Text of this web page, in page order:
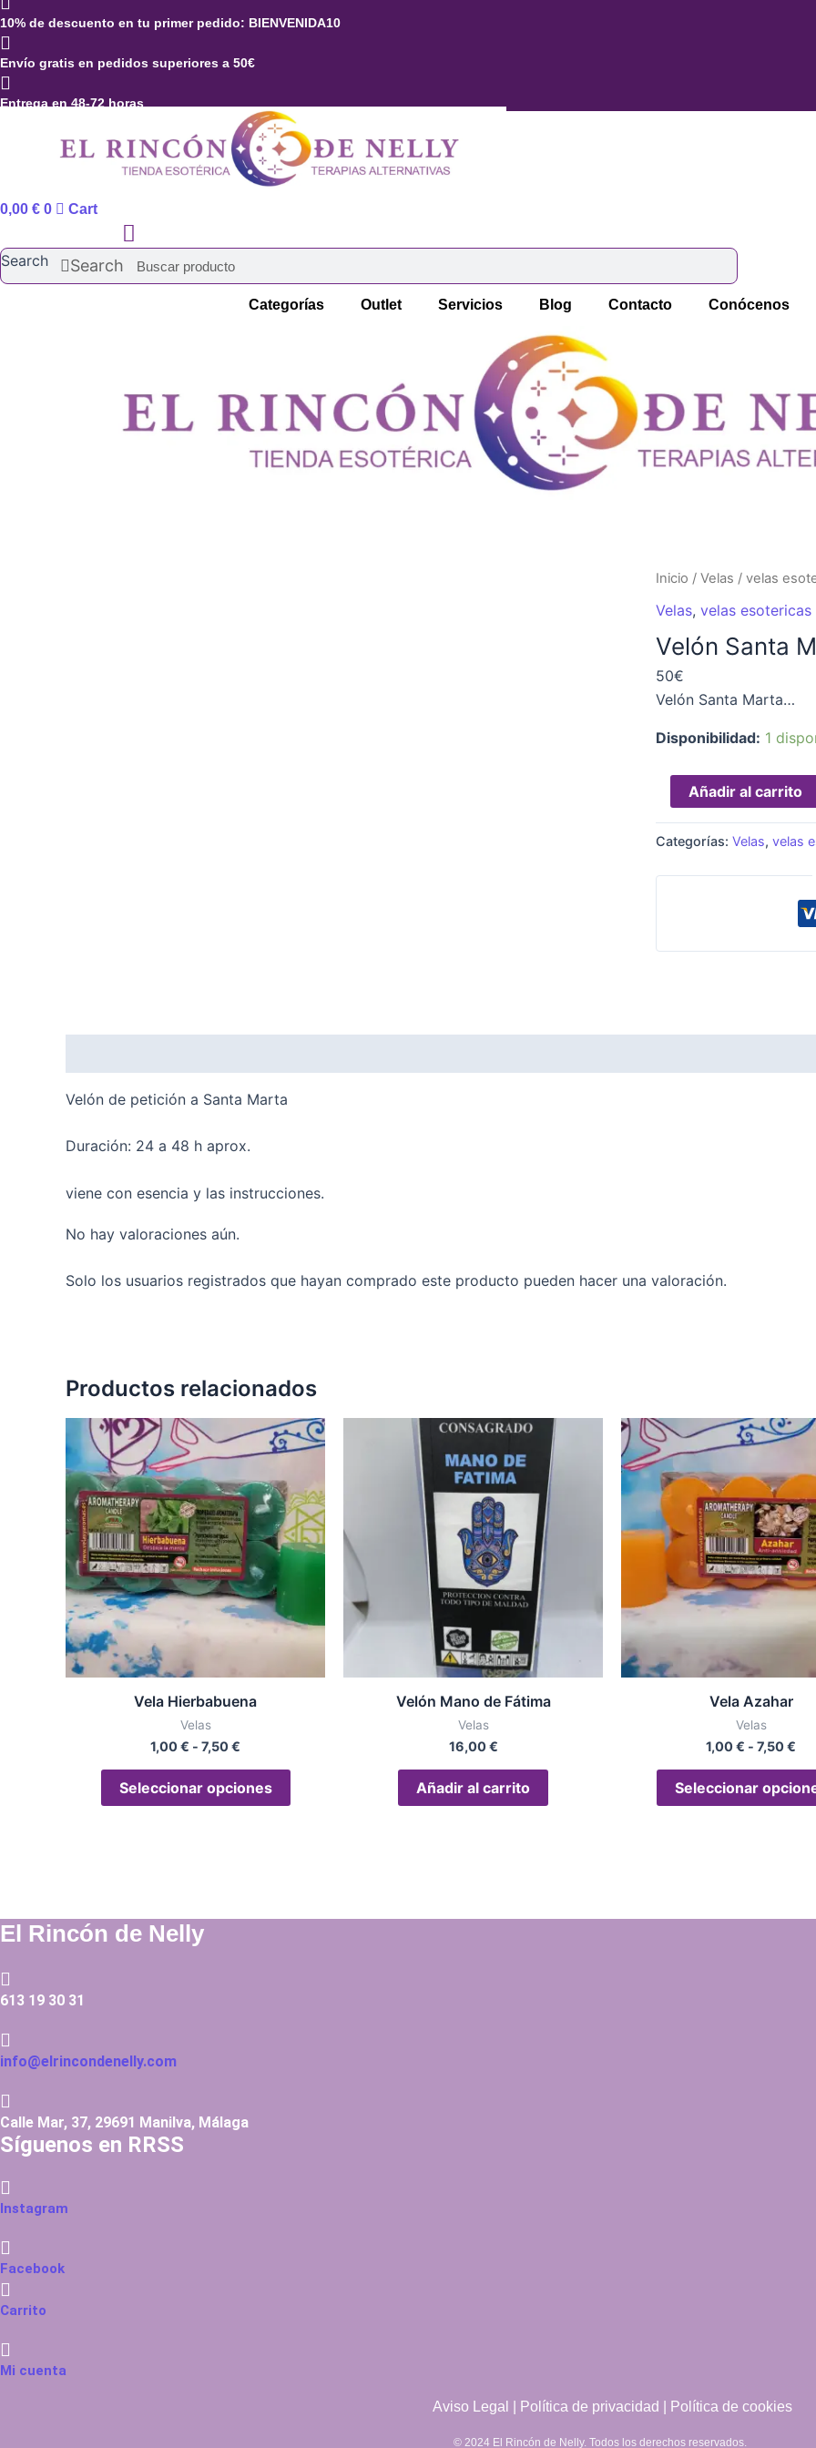
Ir
al
contenido
10% de descuento en tu primer pedido: BIENVENIDA10
Envío gratis en pedidos superiores a 50€
Entrega en 48-72 horas
0,00 € 0 Cart
Search Search
Categorías Outlet Servicios Blog Contacto Conócenos
Inicio / Velas / velas
Velas, velas esotericas
Velón Santa
50€
Velón Santa Marta…
Disponibilidad: 1
Velón
Santa
Marta
cantidad
Añadir al carrito
Categorías: Velas, velas
Velón de petición a Santa Marta
Duración: 24 a 48 h aprox.
viene con esencia y las instrucciones.
No hay valoraciones aún.
Solo los usuarios registrados que hayan comprado este producto pueden hacer una valoración.
Productos relacionados
Vela Hierbabuena
Velas
1,00€ - 7,50€
Rango
de
precios:
1,00 €
hasta
7,50 €
Seleccionar opciones
Este
producto
múltiples
variantes.
Las
pueden
Velón Mano de Fátima
Velas
16,00€
Añadir al carrito
Vela Azahar
Velas
1,00€ - 7,50€
de
Seleccionar
El Rincón de Nelly
613 19 30 31
info@elrincondenelly.com
Calle Mar, 37, 29691 Manilva, Málaga
Síguenos en RRSS
Instagram
Facebook
Carrito
Mi cuenta
Aviso Legal Política de privacidad Política de cookies
© 2024 El Rincón de Nelly. Todos los derechos reservados.